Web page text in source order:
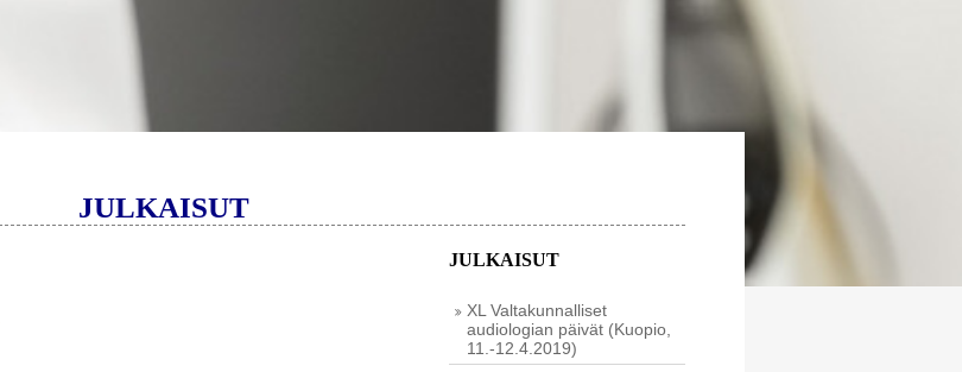
JULKAISUT
JULKAISUT
XL Valtakunnalliset
audiologian päivät (Kuopio,
11.-12.4.2019)